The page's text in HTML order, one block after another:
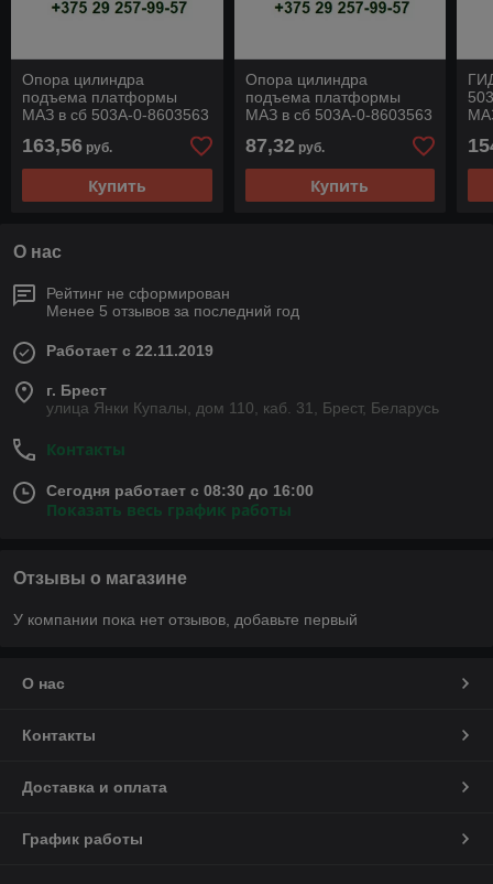
Опора цилиндра
подъема платформы
МАЗ в сб 503А-0-8603563
163,56 руб.
Купить
Опора цилиндра
подъема платформы
МАЗ в сб 503А-0-8603563
87,32руб.
Купить
О нас
Рейтинг не сформирован
Менее 5 отзывов за последний год
Работает с 22.11.2019
г. Брест
улица Янки Купалы, дом 110, каб. 31, Брест, Беларусь
Контакты
Сегодня работает с 08:30 до 16:00
Показать весь график работы
Отзывы о магазине
У компании пока нет отзывов, добавьте первый
О нас
Контакты
Доставка и оплата
График работы